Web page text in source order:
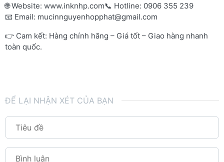
🌐 Website: www.inknhp.com📞 Hotline: 0906 355 239
📧 Email: mucinnguyenhopphat@gmail.com
👉 Cam kết: Hàng chính hãng – Giá tốt – Giao hàng nhanh
toàn quốc.
ĐỂ LẠI NHẬN XÉT CỦA BẠN